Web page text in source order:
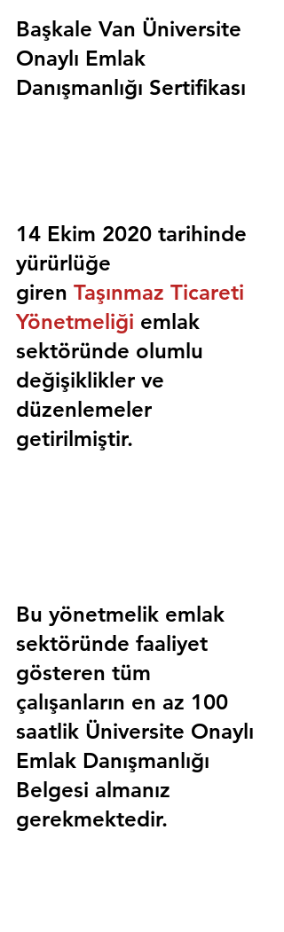
Başkale Van Üniversite
Onaylı Emlak
Danışmanlığı Sertifikası
14 Ekim 2020 tarihinde
yürürlüğe
giren Taşınmaz Ticareti
Yönetmeliği emlak
sektöründe olumlu
değişiklikler ve
düzenlemeler
getirilmiştir.
Bu yönetmelik emlak
sektöründe faaliyet
gösteren tüm
çalışanların en az 100
saatlik Üniversite Onaylı
Emlak Danışmanlığı
Belgesi almanız
gerekmektedir.